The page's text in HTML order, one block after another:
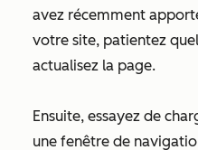
avez récemment
votre site, patientez
actualisez la page.
Ensuite, essayez de
une fenêtre de